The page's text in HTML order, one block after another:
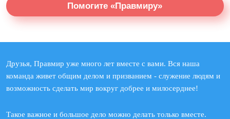
Помогите «Правмиру»
Друзья, Правмир уже много лет вместе с вами. Вся наша
команда живет общим делом и призванием - служение людям и
возможность сделать мир вокруг добрее и милосерднее!
Такое важное и большое дело можно делать только вместе.